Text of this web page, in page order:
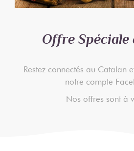
Offre Spéciale
Restez connectés au Catalan
notre compte
Nos offres sont à